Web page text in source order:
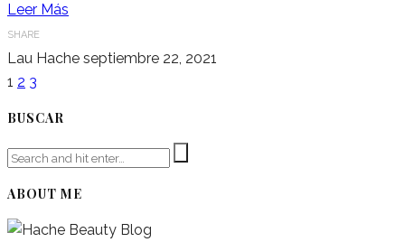
Leer Más
SHARE
Lau Hache septiembre 22, 2021
1 2 3
BUSCAR
ABOUT ME